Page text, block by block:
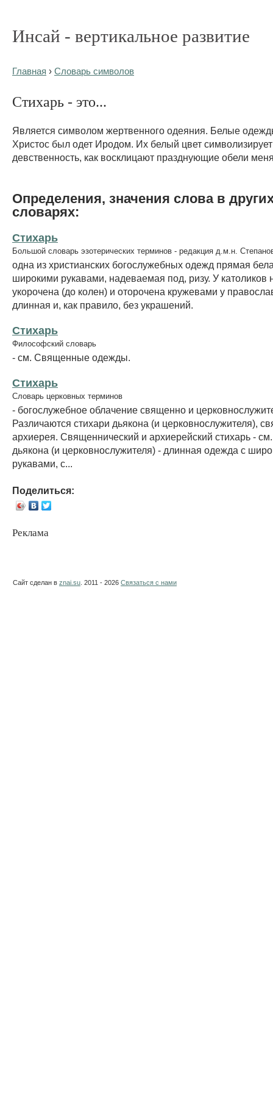
Инсай - вертикальное развитие
Главная › Словарь символов
Стихарь - это...
Является символом жертвенного одеяния. Белые
Христос был одет Иродом. Их белый цвет символизирует
девственность, как восклицают празднующие обели
Определения, значения слова в
словарях:
Стихарь
Большой словарь эзотерических терминов - редакция д.м.н.
одна из христианских богослужебных одежд прямая
широкими рукавами, надеваемая под, ризу. У католиков
укорочена (до колен) и оторочена кружевами у
длинная и, как правило, без украшений.
Стихарь
Философский словарь
- см. Священные одежды.
Стихарь
Словарь церковных терминов
- богослужебное облачение священно и
Различаются стихари дьякона (и церковнослужителя),
архиерея. Священнический и архиерейский стихарь -
дьякона (и церковнослужителя) - длинная одежда с
рукавами, с...
Поделиться:
Реклама
Сайт сделан в znai.su . 2011 - 2026 Связаться с нами